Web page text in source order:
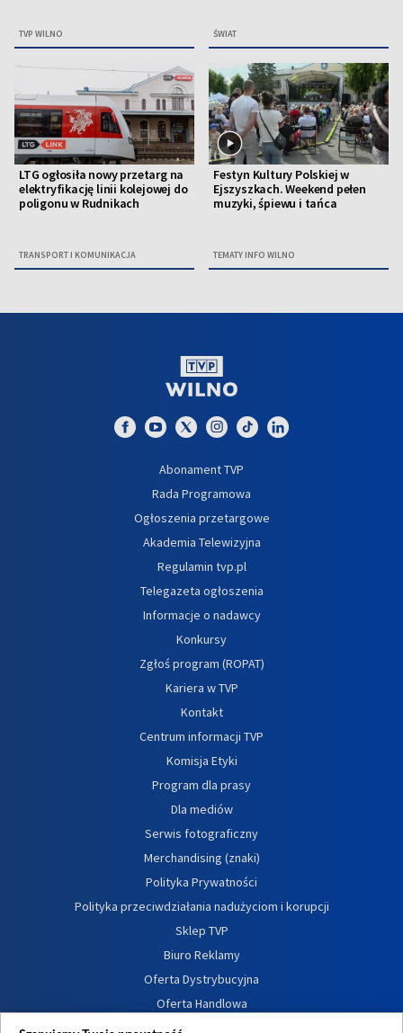
TVP WILNO ŚWIAT
LTG ogłosiła nowy przetarg na
elektryfikację linii kolejowej do
poligonu w Rudnikach
TRANSPORT I KOMUNIKACJA
Festyn Kultury Polskiej w
Ejszyszkach. Weekend pełen
muzyki, śpiewu i tańca
TEMATY INFO WILNO
Abonament TVP
Rada Programowa
Ogłoszenia przetargowe
Akademia Telewizyjna
Regulamin tvp.pl
Telegazeta ogłoszenia
Informacje o nadawcy
Konkursy
Zgłoś program (ROPAT)
Kariera w TVP
Kontakt
Centrum informacji TVP
Komisja Etyki
Program dla prasy
Dla mediów
Serwis fotograficzny
Merchandising (znaki)
Polityka Prywatności
Polityka przeciwdziałania nadużyciom i korupcji
Sklep TVP
Biuro Reklamy
Oferta Dystrybucyjna
Oferta Handlowa
Dostępność